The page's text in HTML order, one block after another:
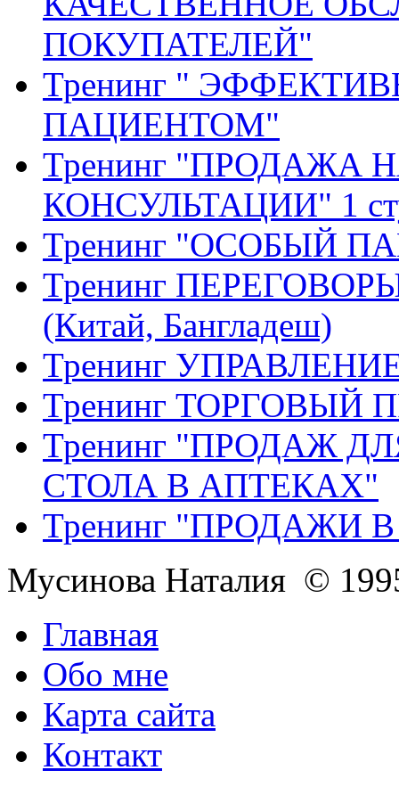
ПОКУПАТЕЛЕЙ"
Тренинг "
ПАЦИЕНТОМ"
Тренинг "ПРОДАЖА
КОНСУЛЬТАЦИИ" 1
Тренинг "ОСОБЫЙ
Тренинг ПЕРЕГОВОРЫ
(Китай, Бангладеш)
Тренинг
Тренинг ТОРГОВЫЙ
Тренинг "ПРОДАЖ
СТОЛА В АПТЕКАХ"
Тренинг "ПРОДАЖИ
Мусинова Наталия ©
Главная
Обо мне
Карта сайта
Контакт